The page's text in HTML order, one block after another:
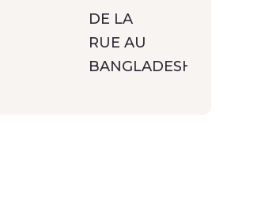
DE LA
RUE AU
BANGLADESH